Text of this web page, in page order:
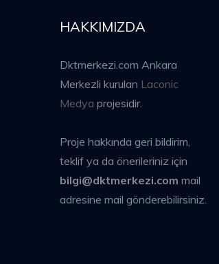
HAKKIMIZDA
Dktmerkezi.com Ankara
Merkezli kurulan Laconic
Medya projesidir.
Proje hakkında geri bildirim,
teklif ya da önerileriniz için
bilgi@dktmerkezi.com mail
adresine mail gönderebilirsiniz.